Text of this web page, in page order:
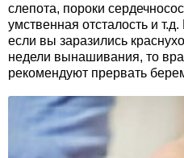
слепота, пороки
умственная отсталость и
если вы заразились
недели вынашивания, то
рекомендуют прервать